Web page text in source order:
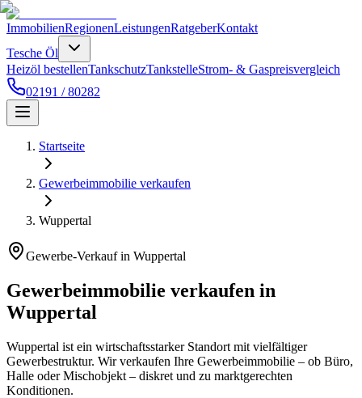
ImmobilienRegionenLeistungenRatgeberKontakt
Tesche Öl
Heizöl bestellenTankschutzTankstelleStrom- & Gaspreisvergleich
02191 / 80282
Startseite
Gewerbeimmobilie verkaufen
Wuppertal
Gewerbe-Verkauf in Wuppertal
Gewerbeimmobilie verkaufen in
Wuppertal
Wuppertal ist ein wirtschaftsstarker Standort mit vielfältiger
Gewerbestruktur. Wir verkaufen Ihre Gewerbeimmobilie – ob Büro,
Halle oder Mischobjekt – diskret und zu marktgerechten
Konditionen.